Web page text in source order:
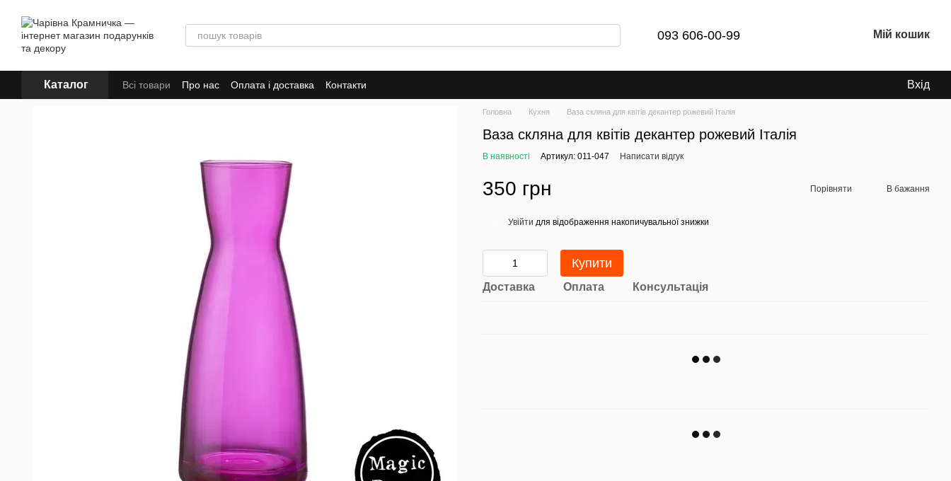
093 606-00-99 Мій кошик
Каталог Всі товари Про нас Оплата і доставка Контакти Вхід
Головна Кухня Ваза скляна для квітів декантер рожевий Італія
Ваза скляна для квітів декантер рожевий Італія
В наявності Артикул: 011-047 Написати відгук
350 грн Порівняти В бажання
Увійти для відображення накопичувальної знижки
Купити
Доставка Оплата Консультація